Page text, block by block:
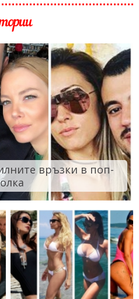
връзки в поп-